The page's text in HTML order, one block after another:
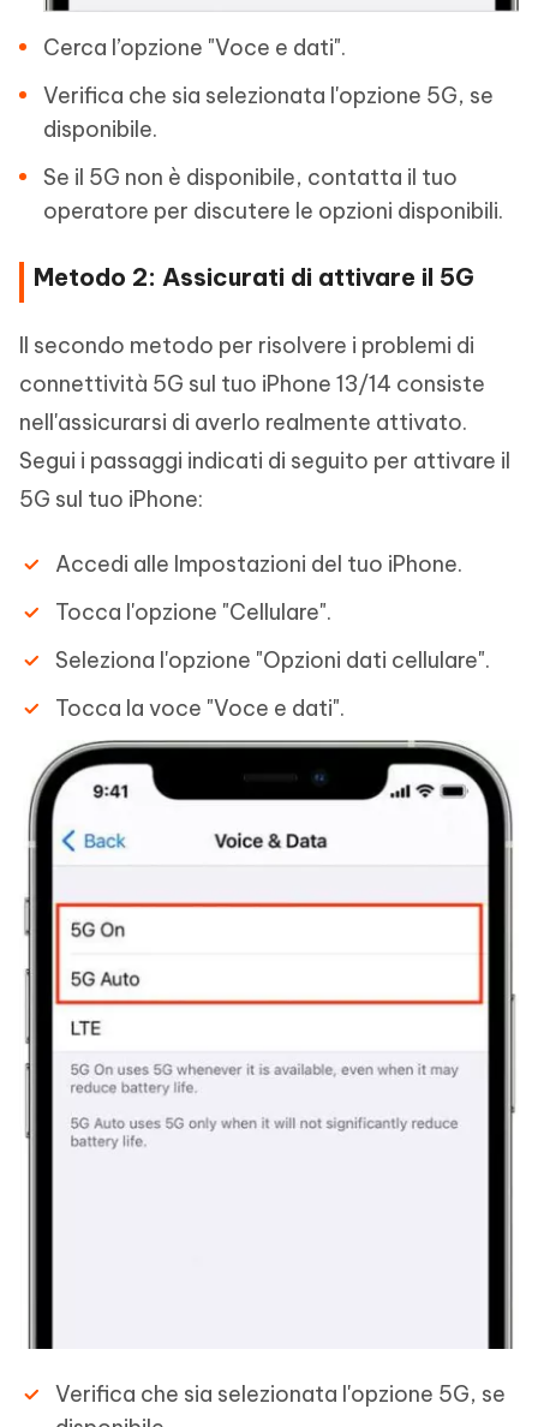
Cerca l’opzione "Voce e dati".
Verifica che sia selezionata l'opzione 5G, se
disponibile.
Se il 5G non è disponibile, contatta il tuo
operatore per discutere le opzioni disponibili.
Metodo 2: Assicurati di attivare il 5G
Il secondo metodo per risolvere i problemi di
connettività 5G sul tuo iPhone 13/14 consiste
nell'assicurarsi di averlo realmente attivato.
Segui i passaggi indicati di seguito per attivare il
5G sul tuo iPhone:
Accedi alle Impostazioni del tuo iPhone.
Tocca l'opzione "Cellulare".
Seleziona l'opzione "Opzioni dati cellulare".
Tocca la voce "Voce e dati".
Verifica che sia selezionata l'opzione 5G, se